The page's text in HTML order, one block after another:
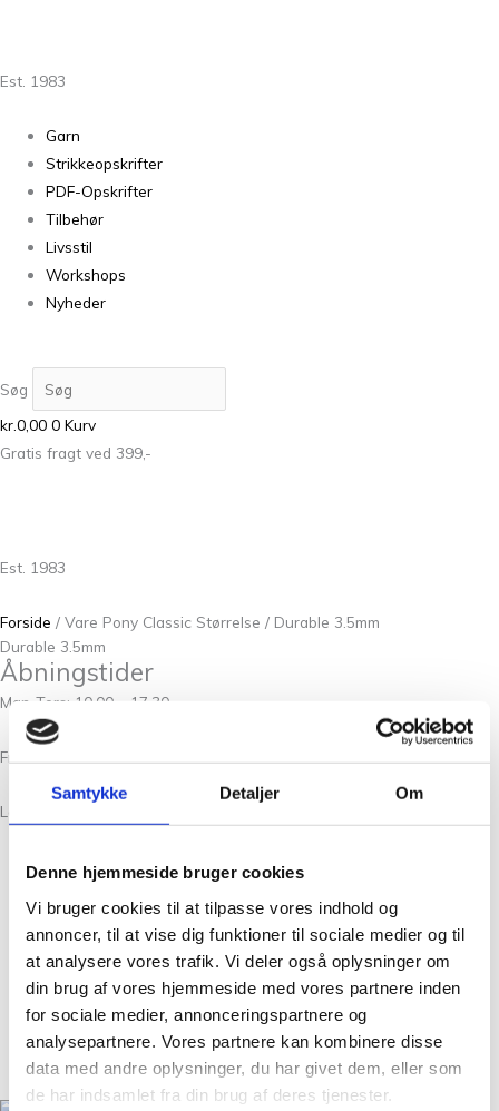
Samtykke Detaljer Om
Denne hjemmeside bruger cookies
Vi bruger cookies til at tilpasse vores indhold og
annoncer, til at vise dig funktioner til sociale medier og til
at analysere vores trafik. Vi deler også oplysninger om
din brug af vores hjemmeside med vores partnere inden
for sociale medier, annonceringspartnere og
analysepartnere. Vores partnere kan kombinere disse
data med andre oplysninger, du har givet dem, eller som
de har indsamlet fra din brug af deres tjenester.
Est. 1983
Garn
Strikkeopskrifter
PDF-Opskrifter
Tilbehør
Livsstil
Workshops
Nyheder
Søg
kr.0,00 0 Kurv
Gratis fragt ved 399,-
Est. 1983
Forside / Vare Pony Classic Størrelse / Durable 3.5mm
Durable 3.5mm
Åbningstider
Man-Tors: 10.00 – 17.30
Fredag: 10.00 – 18.00
Lørdag: 10.00 – 15.00
Kontakt
Workshops
Handelsbetingelser
Nyheder
GDPR